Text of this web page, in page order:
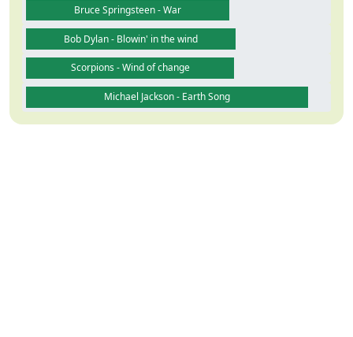
Bruce Springsteen - War
Bob Dylan - Blowin' in the wind
Scorpions - Wind of change
Michael Jackson - Earth Song